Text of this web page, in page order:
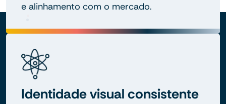
e alinhamento com o mercado.
Identidade visual consistente